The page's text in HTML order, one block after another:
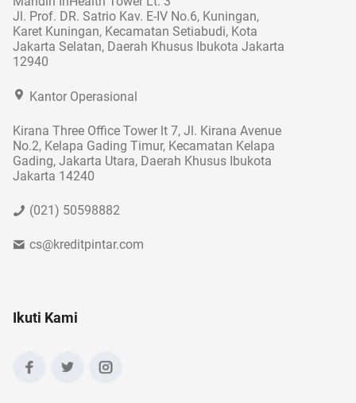
Jl. Prof. DR. Satrio Kav. E-IV No.6, Kuningan,
Karet Kuningan, Kecamatan Setiabudi, Kota
Jakarta Selatan, Daerah Khusus Ibukota Jakarta
12940
Kantor Operasional
Kirana Three Office Tower lt 7, Jl. Kirana Avenue
No.2, Kelapa Gading Timur, Kecamatan Kelapa
Gading, Jakarta Utara, Daerah Khusus Ibukota
Jakarta 14240
(021) 50598882
cs@kreditpintar.com
Ikuti Kami